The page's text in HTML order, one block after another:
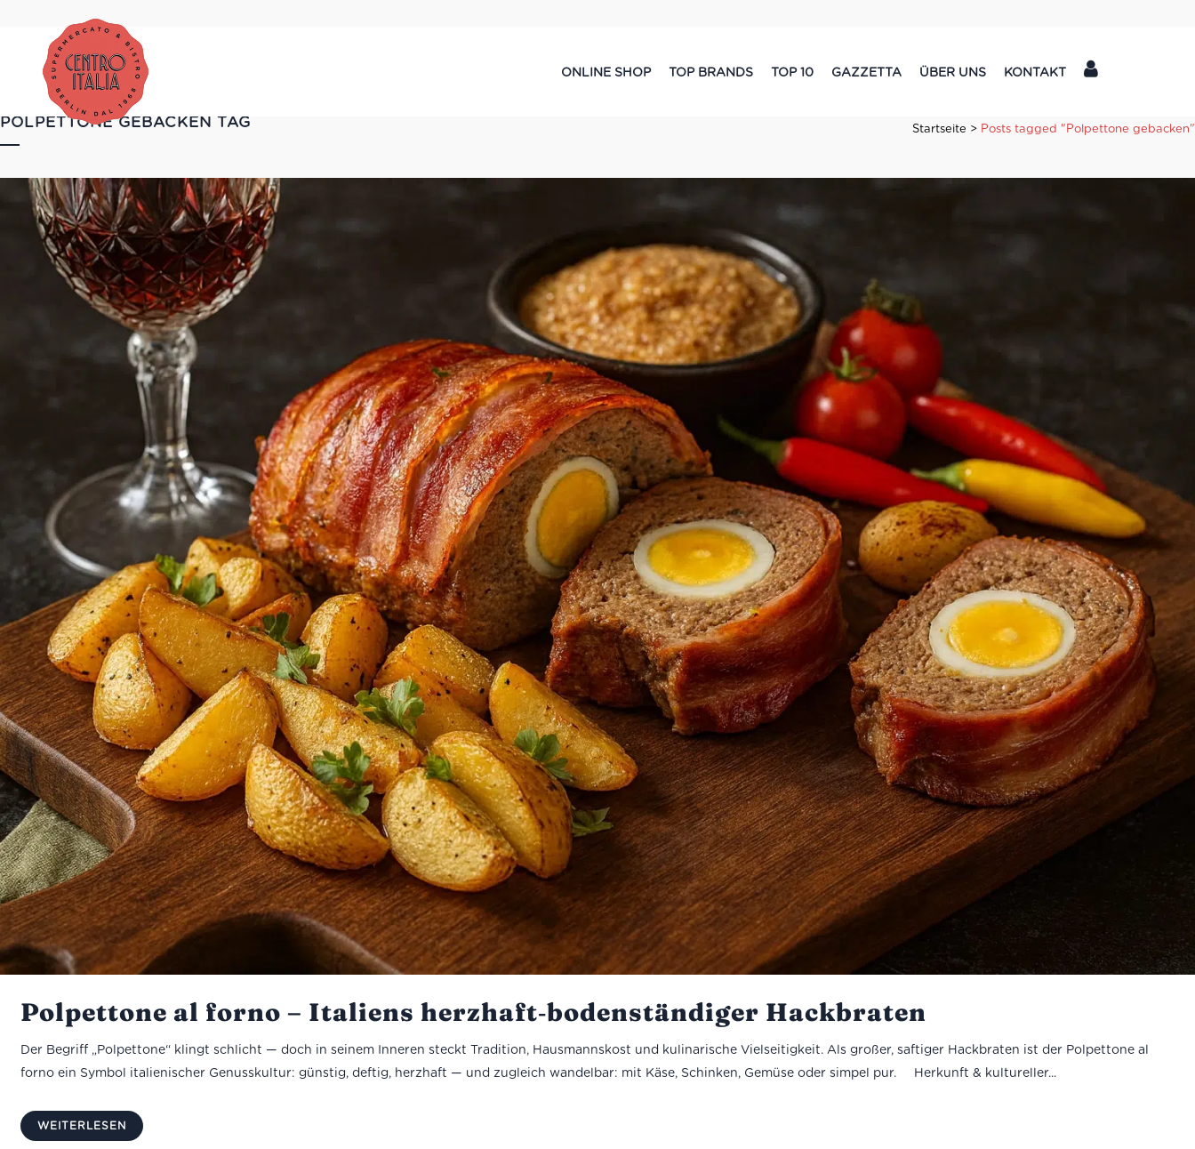
ONLINE SHOP TOP BRANDS TOP 10 GAZZETTA ÜBER UNS KONTAKT
POLPETTONE GEBACKEN TAG Startseite > Posts tagged "Polpettone gebacken"
Polpettone al forno – Italiens herzhaft‑boden­ständiger Hackbraten
Der Begriff „Polpettone“ klingt schlicht — doch in seinem Inneren steckt Tradition, Hausmannskost und kulinarische Vielseitigkeit. Als großer, saftiger Hackbraten ist der Polpettone al
forno ein Symbol italienischer Genusskultur: günstig, deftig, herzhaft — und zugleich wandelbar: mit Käse, Schinken, Gemüse oder simpel pur. Herkunft & kultureller...
WEITERLESEN